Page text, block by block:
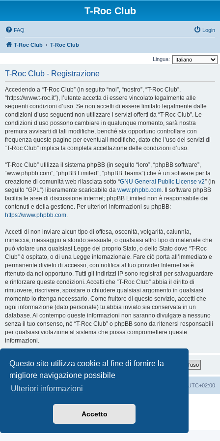
Questo sito utilizza cookie al fine di fornire la
migliore navigazione possibile
Ulteriori informazioni
Accetto
T-Roc Club
FAQ Login
T-Roc Club T-Roc Club
Lingua:
T-Roc Club - Registrazione
Accedendo a “T-Roc Club” (in seguito “noi”, “nostro”, “T-Roc Club”,
“https://www.t-roc.it”), l’utente accetta di essere vincolato legalmente alle
seguenti condizioni d’uso. Se non accetti di essere limitato legalmente dalle
condizioni d’uso seguenti non utilizzare i servizi offerti da “T-Roc Club”. Le
condizioni d’uso possono cambiare in qualunque momento, sarà nostra
premura avvisarti di tali modifiche, benché sia opportuno controllare con
frequenza queste pagine per eventuali modifiche, dato che l’uso dei servizi di
“T-Roc Club” implica la completa accettazione delle condizioni d’uso.
“T-Roc Club” utilizza il sistema phpBB (in seguito “loro”, “phpBB software”,
“www.phpbb.com”, “phpBB Limited”, “phpBB Teams”) che è un software per la
creazione di comunità web rilasciata sotto “GNU General Public License v2” (in
seguito “GPL”) liberamente scaricabile da www.phpbb.com. Il software phpBB
facilita le aree di discussione internet; phpBB Limited non è responsabile dei
contenuti e della gestione. Per ulteriori informazioni su phpBB:
https://www.phpbb.com.
Accetti di non inviare alcun tipo di offesa, oscenità, volgarità, calunnia,
minaccia, messaggio a sfondo sessuale, o qualsiasi altro tipo di materiale che
può violare una qualsiasi Legge del proprio Stato, o dello Stato dove “T-Roc
Club” è ospitato, o di una Legge internazionale. Fare ciò porta all’immediato e
permanente divieto di accesso, con notifica al tuo provider Internet se è
ritenuto da noi opportuno. Tutti gli indirizzi IP sono registrati per salvaguardare
e rinforzare queste condizioni. Accetti che “T-Roc Club” abbia il diritto di
rimuovere, riscrivere, spostare o chiudere qualsiasi argomento in qualsiasi
momento lo ritenga necessario. Come fruitore di questo servizio, accetti che
ogni informazione (dato personale) tu abbia inviato sia conservata in un
database. Al contempo queste informazioni non saranno divulgate a nessuno
senza il tuo consenso, né “T-Roc Club” o phpBB sono da ritenersi responsabili
per qualsiasi violazione al sistema che possa compromettere queste
informazioni.
T-Roc Club T-Roc Club UTC+02:00
Traduzione Italiana